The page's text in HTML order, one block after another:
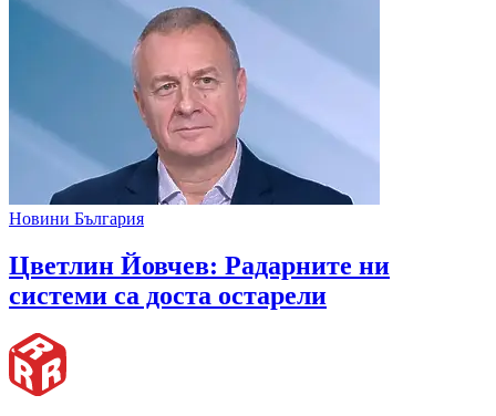
Новини България
Цветлин Йовчев: Радарните ни
системи са доста остарели